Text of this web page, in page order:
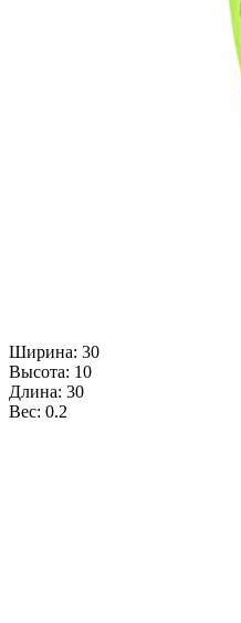
Ширина: 30
Высота: 10
Длина: 30
Вес: 0.2